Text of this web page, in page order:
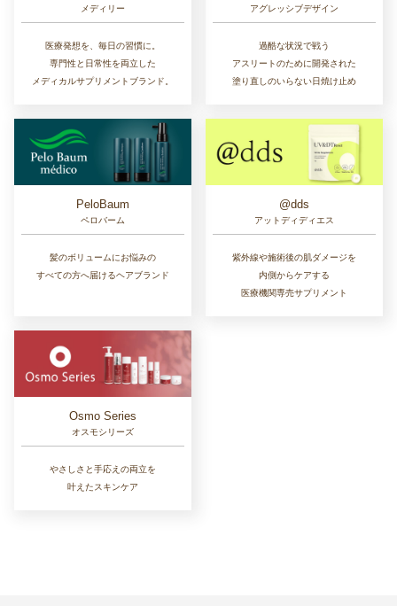
メディリー
医療発想を、毎日の習慣に。
専門性と日常性を両立した
メディカルサプリメントブランド。
アグレッシブデザイン
過酷な状況で戦う
アスリートのために開発された
塗り直しのいらない日焼け止め
PeloBaum
ペロバーム
髪のボリュームにお悩みの
すべての方へ届けるヘアブランド
@dds
アットディディエス
紫外線や施術後の肌ダメージを
内側からケアする
医療機関専売サプリメント
Osmo Series
オスモシリーズ
やさしさと手応えの両立を
叶えたスキンケア